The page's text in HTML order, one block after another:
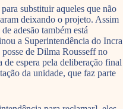
substituir aqueles que não
deixando o projeto. Assim
adesão também está
a Superintendência do Incra
de Dilma Rousseff no
espera pela deliberação final
da unidade, que faz parte